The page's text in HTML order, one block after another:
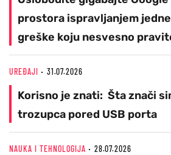
prostora ispravljanjem jedne
greške koju nesvesno
UREĐAJI 31.07.2026
Korisno je znati: Šta znači
trozupca pored USB porta
NAUKA I TEHNOLOGIJA 28.07.2026